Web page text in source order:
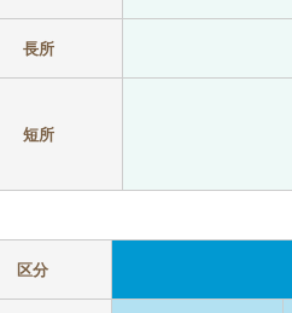
長所
短所
区分